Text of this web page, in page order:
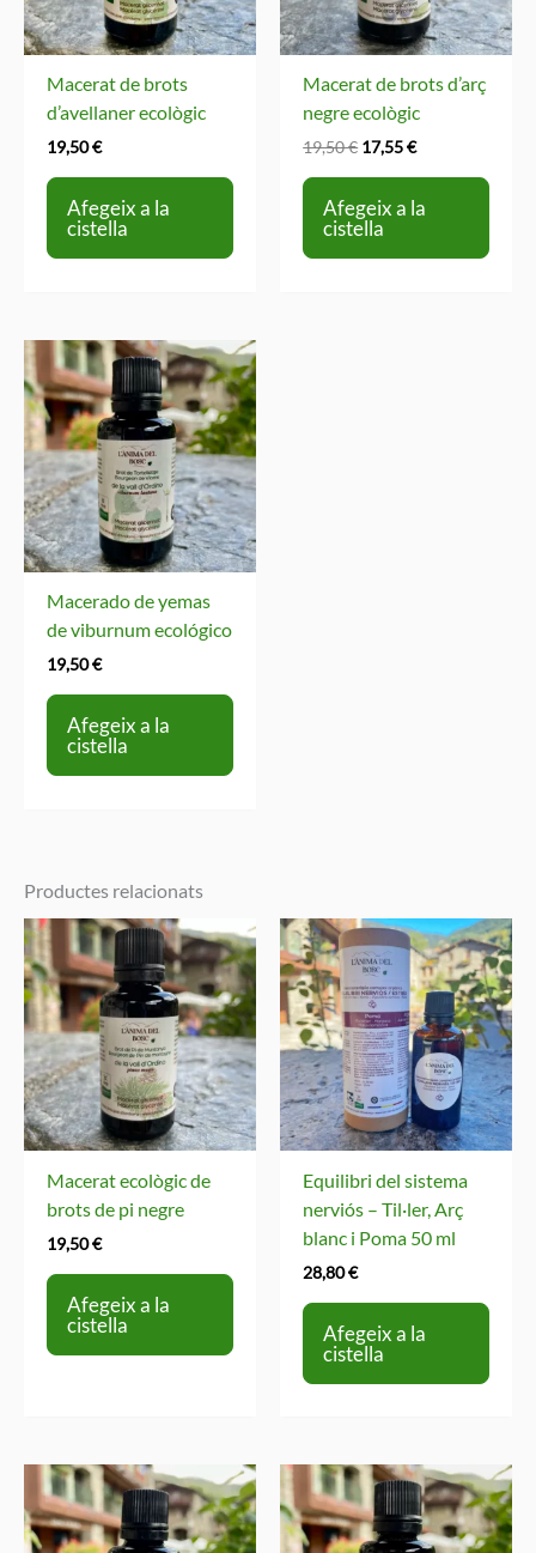
Macerat de brots
d’avellaner ecològic
19,50€
Afegeix a la
cistella
Macerat de brots d’arç
negre ecològic
19,50€ El
era:
19,50 €.
17,55€El
és:
Afegeix a la
cistella
Macerado de yemas
de viburnum ecológico
19,50€
Afegeix a la
cistella
Productes relacionats
Macerat ecològic de
brots de pi negre
19,50€
Afegeix a la
cistella
Equilibri del sistema
nerviós – Til·ler, Arç
blanc i Poma 50 ml
28,80€
Afegeix a la
cistella